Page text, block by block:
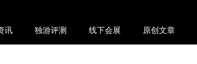
手帐姬
讯 独游评测 线下会展 原创文章